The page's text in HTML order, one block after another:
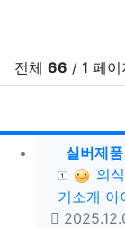
전체 66 / 1 페이
실버제
등록자의
기소개 아
등록일